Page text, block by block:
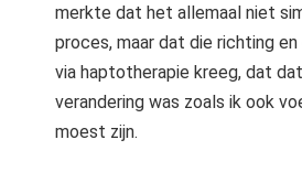
merkte dat het allemaal niet
proces, maar dat die richting
via haptotherapie kreeg, dat
verandering was zoals ik ook
moest zijn.